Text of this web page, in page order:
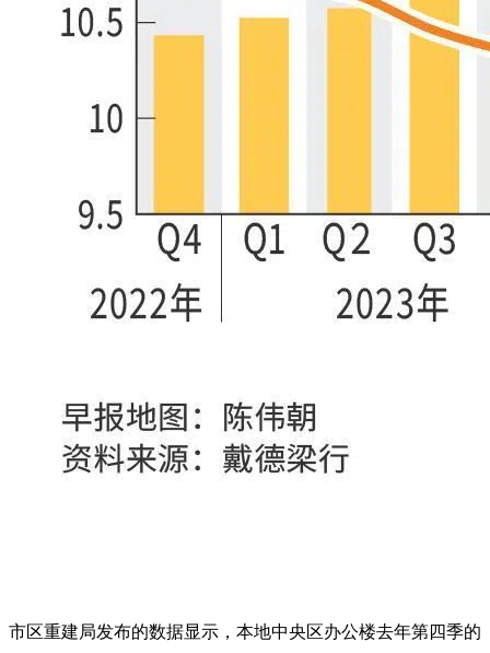
市区重建局发布的数据显示，本地中央区办公楼去年第四季的